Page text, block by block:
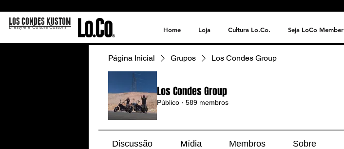
LOS CONDES KUSTOM
Lifestyle e Cultura Custom Home Loja Cultura Lo.Co. Seja LoCo Member
Página Inicial Grupos Los Condes Group
Los Condes Group
Público · 589 membros
Discussão Mídia Membros Sobre